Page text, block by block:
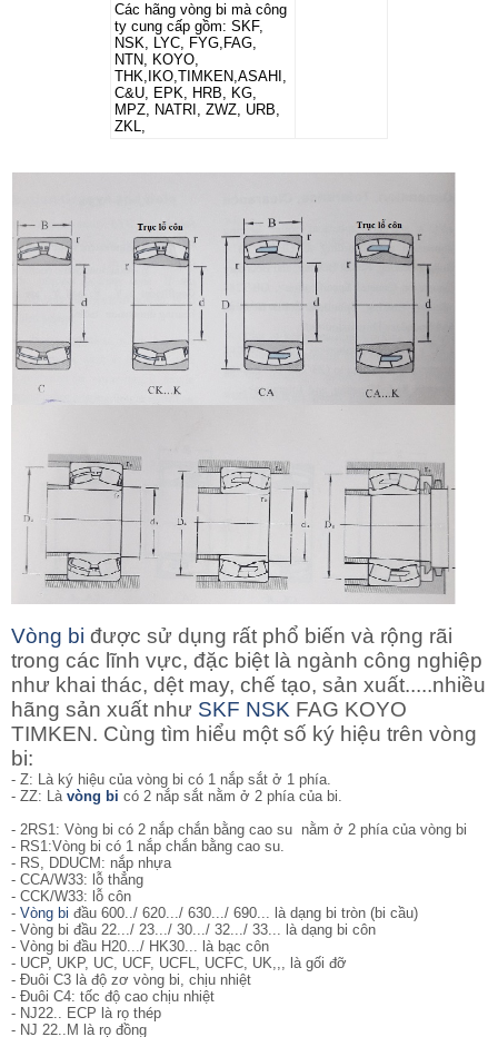
Các hãng vòng bi mà công
ty cung cấp gồm: SKF,
NSK, LYC, FYG,FAG,
NTN, KOYO,
THK,IKO,TIMKEN,ASAHI,
C&U, EPK, HRB, KG,
MPZ, NATRI, ZWZ, URB,
ZKL,
Vòng bi được sử dụng rất phổ biến và rộng rãi
trong các lĩnh vực, đặc biệt là ngành công nghiệp
như khai thác, dệt may, chế tạo, sản xuất.....nhiều
hãng sản xuất như SKF NSK FAG KOYO
TIMKEN. Cùng tìm hiểu một số ký hiệu trên vòng
bi:
- Z: Là ký hiệu của vòng bi có 1 nắp sắt ở 1 phía.
- ZZ: Là vòng bi có 2 nắp sắt nằm ở 2 phía của bi.
- 2RS1: Vòng bi có 2 nắp chắn bằng cao su nằm ở 2 phía của vòng bi
- RS1:Vòng bi có 1 nắp chắn bằng cao su.
- RS, DDUCM: nắp nhựa
- CCA/W33: lỗ thẳng
- CCK/W33: lỗ côn
- Vòng bi đầu 600../ 620.../ 630.../ 690... là dạng bi tròn (bi cầu)
- Vòng bi đầu 22.../ 23.../ 30.../ 32.../ 33... là dạng bi côn
- Vòng bi đầu H20.../ HK30... là bạc côn
- UCP, UKP, UC, UCF, UCFL, UCFC, UK,,, là gối đỡ
- Đuôi C3 là độ zơ vòng bi, chịu nhiệt
- Đuôi C4: tốc độ cao chịu nhiệt
- NJ22.. ECP là rọ thép
- NJ 22..M là rọ đồng